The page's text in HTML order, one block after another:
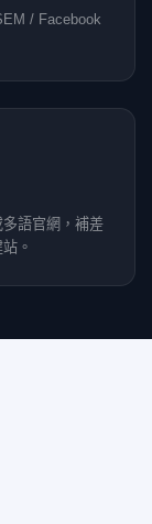
/ Facebook
語官網，補差
。